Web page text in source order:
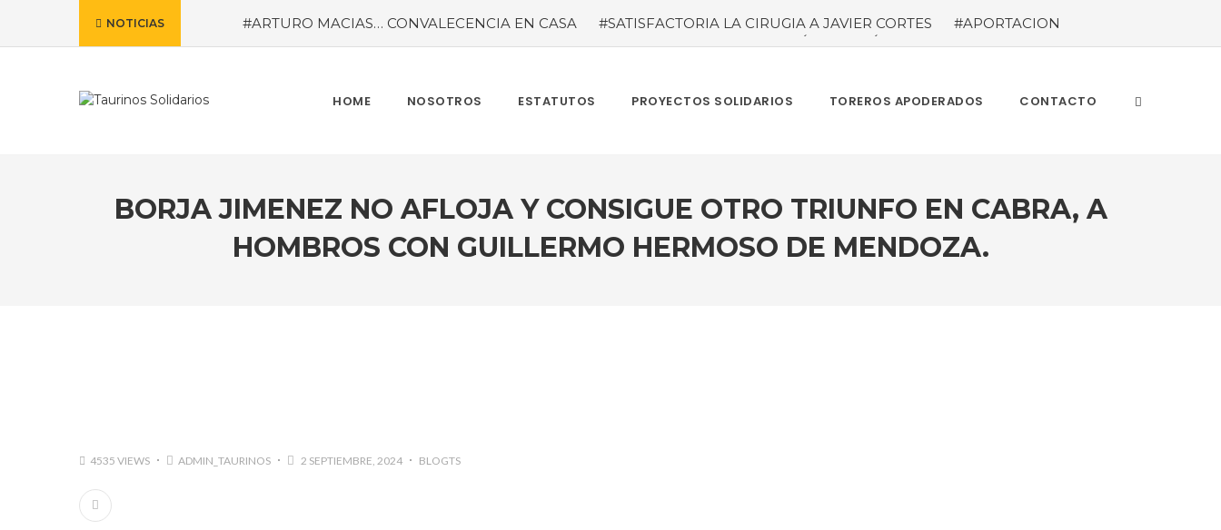
NOTICIAS #ARTURO MACIAS… CONVALECENCIA EN CASA #SATISFACTORIA LA CIRUGIA A JAVIER CORTES
#APORTACION
#“LAS VENTAS” ROZÓ EL MILLÓN DE ASISTENTES Las cifras
#LA COLOMBIA TAURINA SE VISTE DE LUCES EN BOGOTA
HOME NOSOTROS ESTATUTOS PROYECTOS SOLIDARIOS TOREROS APODERADOS CONTACTO
BORJA JIMENEZ NO AFLOJA Y CONSIGUE OTRO TRIUNFO EN CABRA, A
HOMBROS CON GUILLERMO HERMOSO DE MENDOZA.
4535 VIEWS ADMIN_TAURINOS 2 SEPTIEMBRE, 2024 BLOGTS